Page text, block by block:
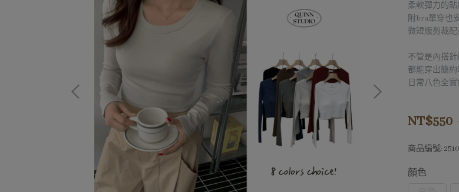
柔軟彈力的
附bra單穿也
微短版剪裁
不管是內搭
都能穿出簡
日常八色全
NT$550
商品編號:
顏色